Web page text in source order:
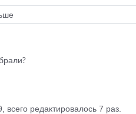
всего редактировалось 7 раз.